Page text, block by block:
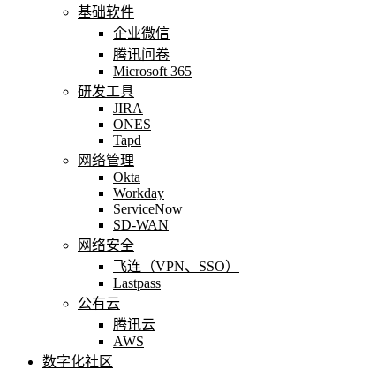
基础软件
企业微信
腾讯问卷
Microsoft 365
研发工具
JIRA
ONES
Tapd
网络管理
Okta
Workday
ServiceNow
SD-WAN
网络安全
飞连（VPN、SSO）
Lastpass
公有云
腾讯云
AWS
数字化社区